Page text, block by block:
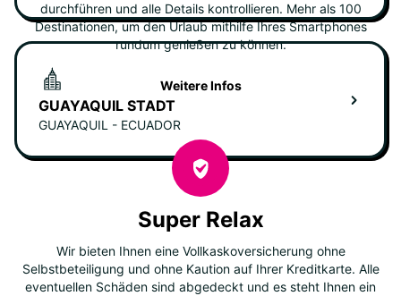
GUAYAQUIL STADT
GUAYAQUIL - ECUADOR
durchführen und alle Details kontrollieren. Mehr als 100
Destinationen, um den Urlaub mithilfe Ihres Smartphones
rundum genießen zu können.
Weitere Infos
Super Relax
Wir bieten Ihnen eine Vollkaskoversicherung ohne
Selbstbeteiligung und ohne Kaution auf Ihrer Kreditkarte. Alle
eventuellen Schäden sind abgedeckt und es steht Ihnen ein